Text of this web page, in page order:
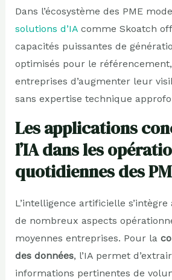
Dans l’écosystème des PME
solutions d’IA comme Skoatch
capacités puissantes de
optimisés pour le
entreprises d’augmenter leur
sans expertise technique
Les applications
l’IA dans les
quotidiennes des
L’intelligence artificielle
de nombreux aspects
moyennes entreprises. Pour la
des données, l’IA permet
informations pertinentes de